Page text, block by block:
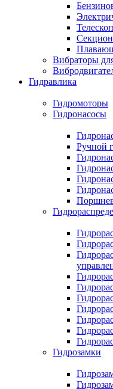
Вибраторы
Гидравлика
Гидромоторы
Гидронасосы
Ручной
Гидрозамки